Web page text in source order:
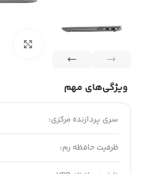
ویژگی‌های مهم
سری پردازنده مرکزی:
ظرفیت حافظه رم: